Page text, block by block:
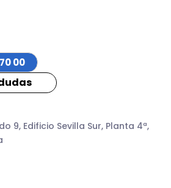
00
9, Edificio Sevilla Sur, Planta 4ª,